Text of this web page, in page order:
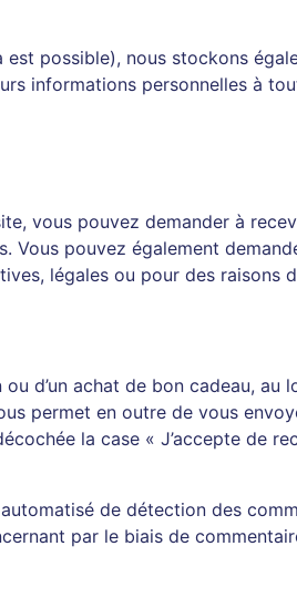
possible), nous stockons
informations personnelles à
vous pouvez demander à
pouvez également
légales ou pour des raisons
d’un achat de bon cadeau,
permet en outre de vous
la case « J’accepte de
de détection des
par le biais de